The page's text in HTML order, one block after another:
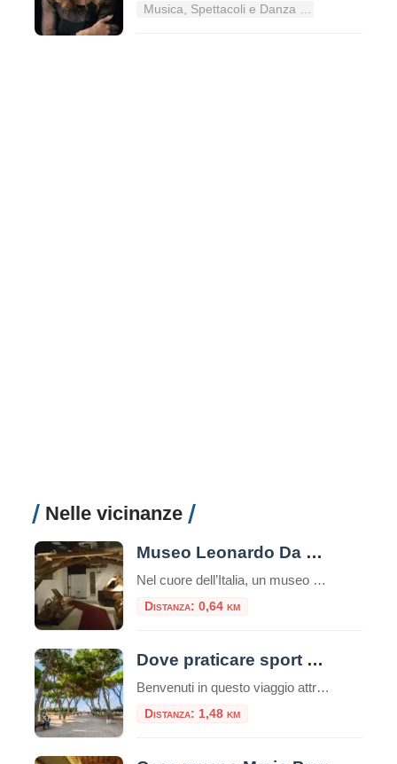
Nelle vicinanze
Museo Leonardo Da Vinci Experience
Nel cuore dell’Italia, un museo straordinario invita i visitatori a intraprendere un viaggio affascinante attraverso la mente di uno dei più grandi geni della storia: Leonardo da Vinci. Il Museo Leonardo Da Vinci Experience non è semplicemente un museo tradizionale, ma un’esperienza interattiva che permette di toccare con mano l’eredità del maestro del Rinascimento. Un […]
Distanza: 0,64 km
Dove praticare sport a Roma: consigli utili e attività da svolgere nella capitale
Benvenuti in questo viaggio attraverso le migliori opportunità per praticare sport nella vivace e storica città di Roma. La Capitale italiana non è solo un tesoro di arte, cultura e gastronomia, ma offre anche numerose possibilità per mantenere uno stile di vita attivo e sano, oltre che ecologico. Che siate residenti o turisti, appassionati di sport all’aria aperta o alla […]
Distanza: 1,48 km